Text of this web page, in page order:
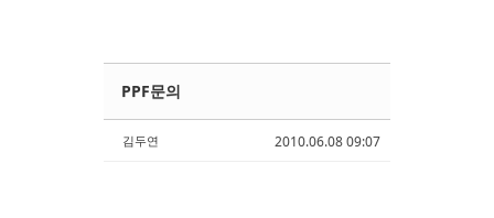
2010.06.08 09:07
PPF문의
김두연
Sketchbook5, 스케치북5
Sketchbook5, 스케치북5